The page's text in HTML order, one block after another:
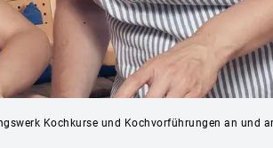
Kochkurse und Kochvorführungen an und